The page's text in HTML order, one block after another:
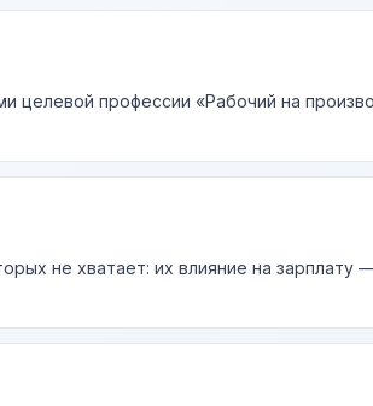
целевой профессии «Рабочий на
не хватает: их влияние на зарплату